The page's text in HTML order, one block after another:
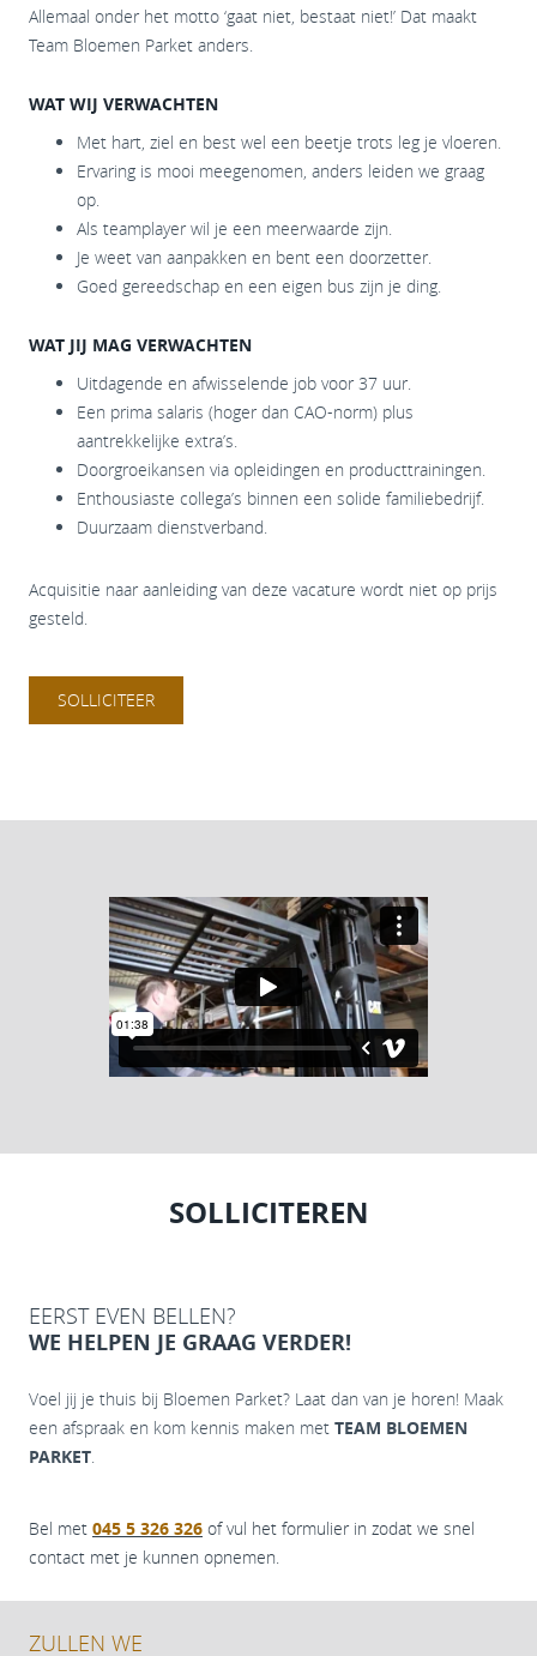
Allemaal onder het motto ‘gaat niet, bestaat niet!’ Dat maakt
Team Bloemen Parket anders.
WAT WIJ VERWACHTEN
Met hart, ziel en best wel een beetje trots leg je vloeren.
Ervaring is mooi meegenomen, anders leiden we graag
op.
Als teamplayer wil je een meerwaarde zijn.
Je weet van aanpakken en bent een doorzetter.
Goed gereedschap en een eigen bus zijn je ding.
WAT JIJ MAG VERWACHTEN
Uitdagende en afwisselende job voor 37 uur.
Een prima salaris (hoger dan CAO-norm) plus
aantrekkelijke extra’s.
Doorgroeikansen via opleidingen en producttrainingen.
Enthousiaste collega’s binnen een solide familiebedrijf.
Duurzaam dienstverband.
Acquisitie naar aanleiding van deze vacature wordt niet op prijs
gesteld.
SOLLICITEER
SOLLICITEREN
EERST EVEN BELLEN?
WE HELPEN JE GRAAG VERDER!
Voel jij je thuis bij Bloemen Parket? Laat dan van je horen! Maak
een afspraak en kom kennis maken met TEAM BLOEMEN
PARKET.
Bel met 045 5 326 326 of vul het formulier in zodat we snel
contact met je kunnen opnemen.
ZULLEN WE